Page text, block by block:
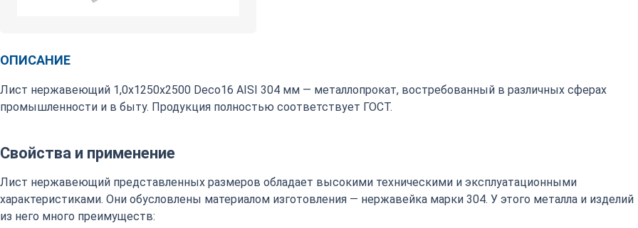
ОПИСАНИЕ
Лист нержавеющий 1,0х1250х2500 Deco16 AISI 304 мм — металлопрокат, востребованный в различных сферах
промышленности и в быту. Продукция полностью соответствует ГОСТ.
Свойства и применение
Лист нержавеющий представленных размеров обладает высокими техническими и эксплуатационными
характеристиками. Они обусловлены материалом изготовления — нержавейка марки 304. У этого металла и изделий
из него много преимуществ: